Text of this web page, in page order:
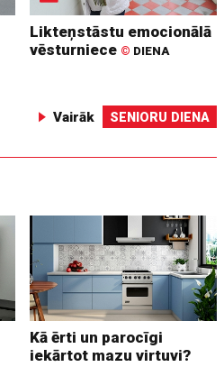
Likteņstāstu emocionālā
vēsturniece © DIENA
Vairāk SENIORU DIENA
Kā ērti un parocīgi
iekārtot mazu virtuvi?